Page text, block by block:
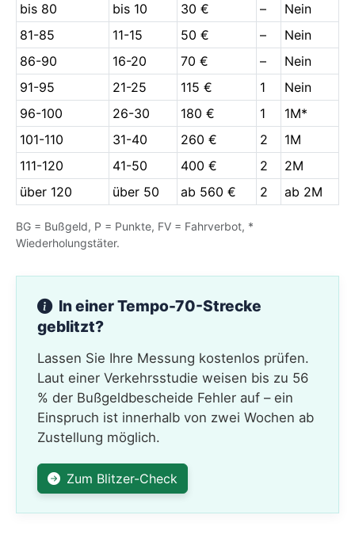
bis 80
bis 10 30 € –
Nein
81-85
11-15 50 € –
Nein
86-90
16-20 70 € –
Nein
91-95
21-25 115 € 1
Nein
96-100
26-30 180 € 1
1M*
101-110
31-40 260 € 2
1M
111-120
41-50 400 € 2
2M
über 120
über 50 ab 560 € 2 ab 2M
BG = Bußgeld, P = Punkte, FV = Fahrverbot, *
Wiederholungstäter.
In einer Tempo-70-Strecke
geblitzt?
Lassen Sie Ihre Messung kostenlos prüfen.
Laut einer Verkehrsstudie weisen bis zu 56
% der Bußgeldbescheide Fehler auf – ein
Einspruch ist innerhalb von zwei Wochen ab
Zustellung möglich.
Zum Blitzer-Check